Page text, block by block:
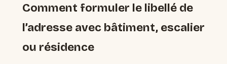
Comment formuler le libellé de
l’adresse avec bâtiment, escalier
ou résidence